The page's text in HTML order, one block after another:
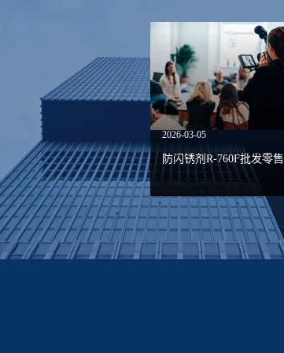
2026-03-05
耐高温锰铁黑803350现货供
应
2026-03-05
防闪锈剂R-760F批发零售